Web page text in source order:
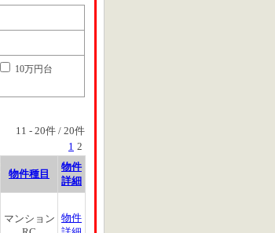
10万円台
11 - 20件 / 20件
1 2
物件種目
物件
詳細
マンション 物件